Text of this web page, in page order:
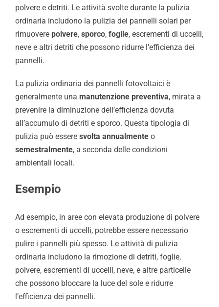
polvere e detriti. Le attività svolte durante la pulizia
ordinaria includono la pulizia dei pannelli solari per
rimuoverepolvere,sporco,foglie, escrementi di uccelli,
neve e altri detriti che possono ridurre l’efficienza dei
pannelli.
La pulizia ordinaria dei pannelli fotovoltaici è
generalmente una manutenzione preventiva, mirata a
prevenire la diminuzione dell’efficienza dovuta
all’accumulo di detriti e sporco. Questa tipologia di
pulizia può esseresvolta annualmenteo
semestralmente, a seconda delle condizioni
ambientali locali.
Esempio
Ad esempio, in aree con elevata produzione di polvere
o escrementi di uccelli, potrebbe essere necessario
pulire i pannelli più spesso. Le attività di pulizia
ordinaria includono la rimozione di detriti, foglie,
polvere, escrementi di uccelli, neve, e altre particelle
che possono bloccare la luce del sole e ridurre
l’efficienza dei pannelli.